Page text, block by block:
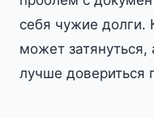
себя чужие
может
лучше довериться